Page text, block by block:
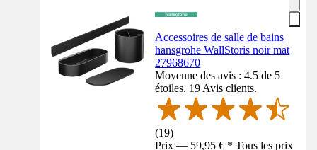
Accessoires de salle de bains
hansgrohe WallStoris noir mat
27968670
Moyenne des avis : 4.5 de 5
étoiles. 19 Avis clients.
(19)
Prix — 59,95 € * Tous les prix